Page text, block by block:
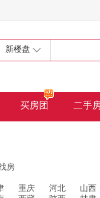
新楼盘
买房团 二手
房
重庆 河北 山西